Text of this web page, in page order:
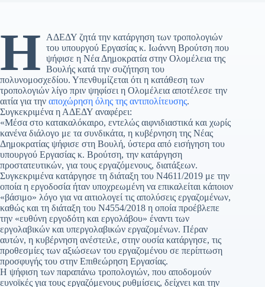
Η
ΑΔΕΔΥ ζητά την κατάργηση των τροπολογιών
του υπουργού Εργασίας κ. Ιωάννη Βρούτση που
ψήφισε η Νέα Δημοκρατία στην Ολομέλεια της
Βουλής κατά την συζήτηση του
πολυνομοσχεδίου. Υπενθυμίζεται ότι η κατάθεση των
τροπολογιών λίγο πριν ψηφίσει η Ολομέλεια αποτέλεσε την
αιτία για την αποχώρηση όλης της αντιπολίτευσης.
Συγκεκριμένα η ΑΔΕΔΥ αναφέρει:
«Μέσα στο κατακαλόκαιρο, εντελώς αιφνιδιαστικά και χωρίς
κανένα διάλογο με τα συνδικάτα, η κυβέρνηση της Νέας
Δημοκρατίας ψήφισε στη Βουλή, ύστερα από εισήγηση του
υπουργού Εργασίας κ. Βρούτση, την κατάργηση
προστατευτικών, για τους εργαζόμενους, διατάξεων.
Συγκεκριμένα κατάργησε τη διάταξη του Ν4611/2019 με την
οποία η εργοδοσία ήταν υποχρεωμένη να επικαλείται κάποιον
«βάσιμο» λόγο για να αιτιολογεί τις απολύσεις εργαζομένων,
καθώς και τη διάταξη του Ν4554/2018 η οποία προέβλεπε
την «ευθύνη εργοδότη και εργολάβου» έναντι των
εργολαβικών και υπεργολαβικών εργαζομένων. Πέραν
αυτών, η κυβέρνηση ανέστειλε, στην ουσία κατάργησε, τις
προθεσμίες των αξιώσεων του εργαζομένου σε περίπτωση
προσφυγής του στην Επιθεώρηση Εργασίας.
Η ψήφιση των παραπάνω τροπολογιών, που αποδομούν
ευνοϊκές για τους εργαζόμενους ρυθμίσεις, δείχνει και την